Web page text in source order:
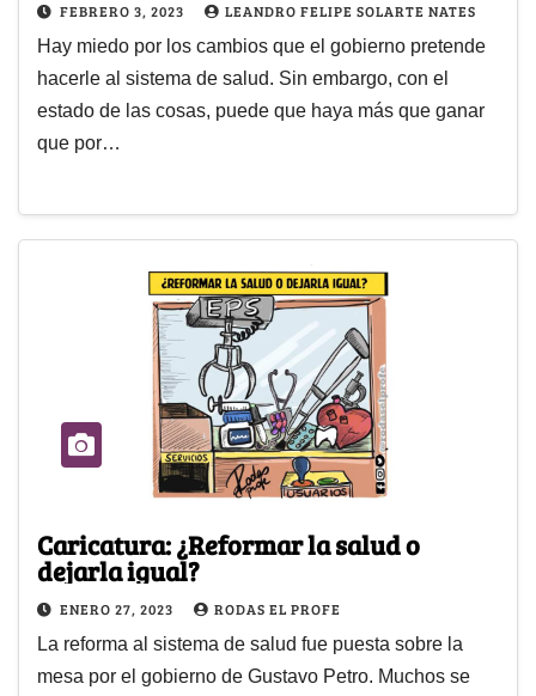
FEBRERO 3, 2023 LEANDRO FELIPE SOLARTE NATES
Hay miedo por los cambios que el gobierno pretende
hacerle al sistema de salud. Sin embargo, con el
estado de las cosas, puede que haya más que ganar
que por…
Caricatura: ¿Reformar la salud o
dejarla igual?
ENERO 27, 2023 RODAS EL PROFE
La reforma al sistema de salud fue puesta sobre la
mesa por el gobierno de Gustavo Petro. Muchos se